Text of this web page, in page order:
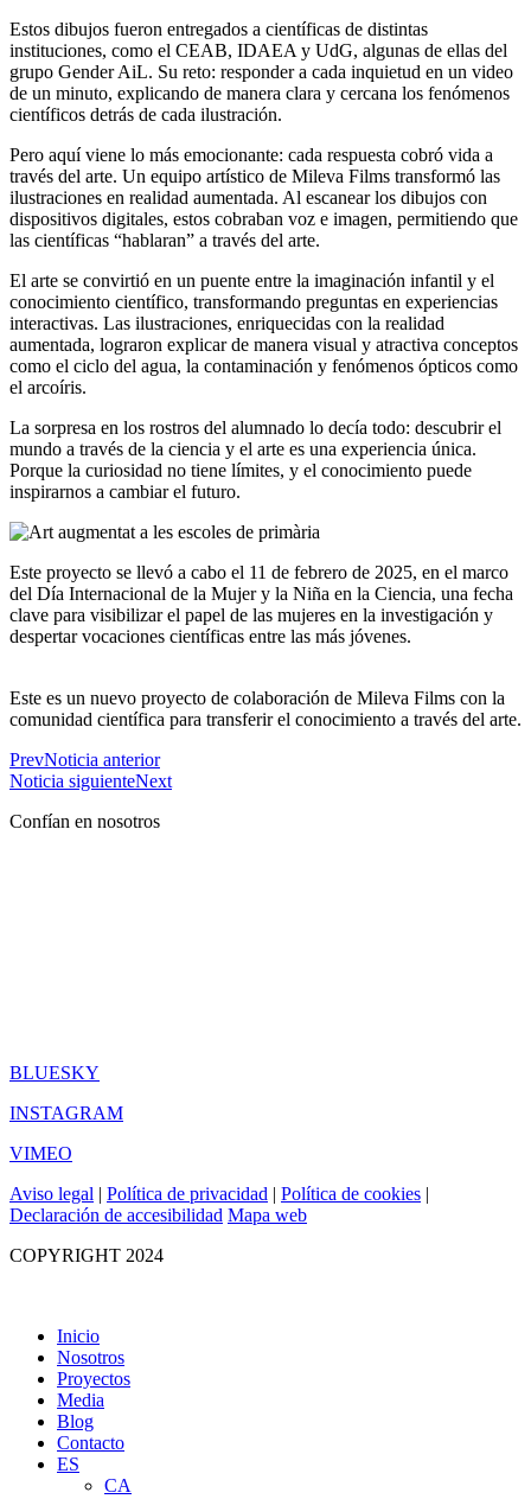
Estos dibujos fueron entregados a científicas de distintas
instituciones, como el CEAB, IDAEA y UdG, algunas de ellas del
grupo Gender AiL. Su reto: responder a cada inquietud en un video
de un minuto, explicando de manera clara y cercana los fenómenos
científicos detrás de cada ilustración.
Pero aquí viene lo más emocionante: cada respuesta cobró vida a
través del arte. Un equipo artístico de Mileva Films transformó las
ilustraciones en realidad aumentada. Al escanear los dibujos con
dispositivos digitales, estos cobraban voz e imagen, permitiendo que
las científicas “hablaran” a través del arte.
El arte se convirtió en un puente entre la imaginación infantil y el
conocimiento científico, transformando preguntas en experiencias
interactivas. Las ilustraciones, enriquecidas con la realidad
aumentada, lograron explicar de manera visual y atractiva conceptos
como el ciclo del agua, la contaminación y fenómenos ópticos como
el arcoíris.
La sorpresa en los rostros del alumnado lo decía todo: descubrir el
mundo a través de la ciencia y el arte es una experiencia única.
Porque la curiosidad no tiene límites, y el conocimiento puede
inspirarnos a cambiar el futuro.
Este proyecto se llevó a cabo el 11 de febrero de 2025, en el marco
del Día Internacional de la Mujer y la Niña en la Ciencia, una fecha
clave para visibilizar el papel de las mujeres en la investigación y
despertar vocaciones científicas entre las más jóvenes.
Este es un nuevo proyecto de colaboración de Mileva Films con la
comunidad científica para transferir el conocimiento a través del arte.
PrevNoticia anterior
Noticia siguienteNext
Confían en nosotros
BLUESKY
INSTAGRAM
VIMEO
Aviso legal | Política de privacidad | Política de cookies |
Declaración de accesibilidad Mapa web
COPYRIGHT 2024
Inicio
Nosotros
Proyectos
Media
Blog
Contacto
ES
CA